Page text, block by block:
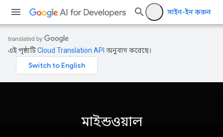
সাইন-ইন করুন
এই পৃষ্ঠাটিCloud Translation API অনুবাদ করেছে।
মাইন্ডওয়াল